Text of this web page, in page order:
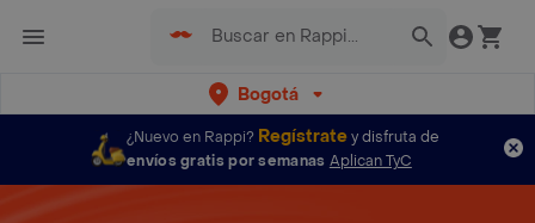
Bogotá
¿Nuevo en Rappi? Regístratey disfruta de
envíos gratis por semanas Aplican TyC